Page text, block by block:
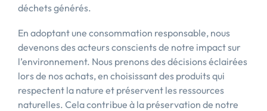
déchets générés.
En adoptant une consommation responsable, nous
devenons des acteurs conscients de notre impact sur
l’environnement. Nous prenons des décisions éclairées
lors de nos achats, en choisissant des produits qui
respectent la nature et préservent les ressources
naturelles. Cela contribue à la préservation de notre